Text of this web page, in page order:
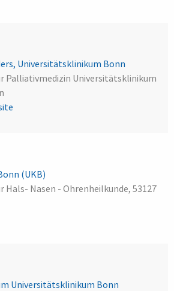
Universitätsklinikum Bonn
Palliativmedizin Universitätsklinikum
(UKB)
Hals- Nasen - Ohrenheilkunde, 53127
Universitätsklinikum Bonn